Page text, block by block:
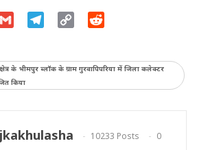
Gmail Telegram
Copy
के भीमपुर ब्लॉक के ग्राम गुरवापिपरिया में जिला कलेक्टर
किया
10233 Posts
0